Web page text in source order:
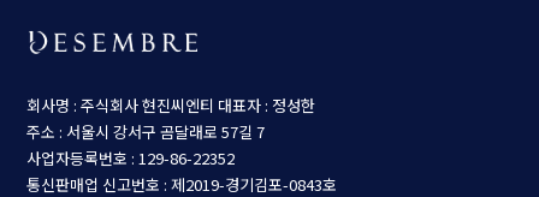
회사명 : 주식회사 현진씨엔티 대표자 : 정성한
주소 : 서울시 강서구 곰달래로 57길 7
사업자등록번호 : 129-86-22352
통신판매업 신고번호 : 제2019-경기김포-0843호